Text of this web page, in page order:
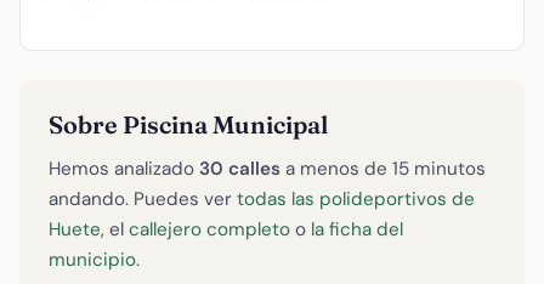
Sobre Piscina Municipal
Hemos analizado 30 calles a menos de 15 minutos
andando. Puedes ver todas las polideportivos de
Huete, el callejero completo o la ficha del
municipio.